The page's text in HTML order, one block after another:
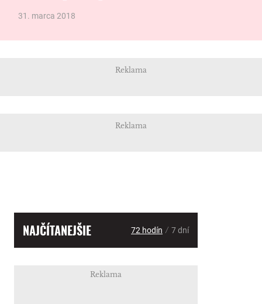
31. marca 2018
Reklama
Reklama
NAJČÍTANEJŠIE 72 hodín / 7 dní
Reklama